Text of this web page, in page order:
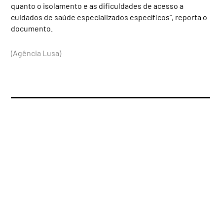
quanto o isolamento e as dificuldades de acesso a
cuidados de saúde especializados específicos”, reporta o
documento.
(Agência Lusa)